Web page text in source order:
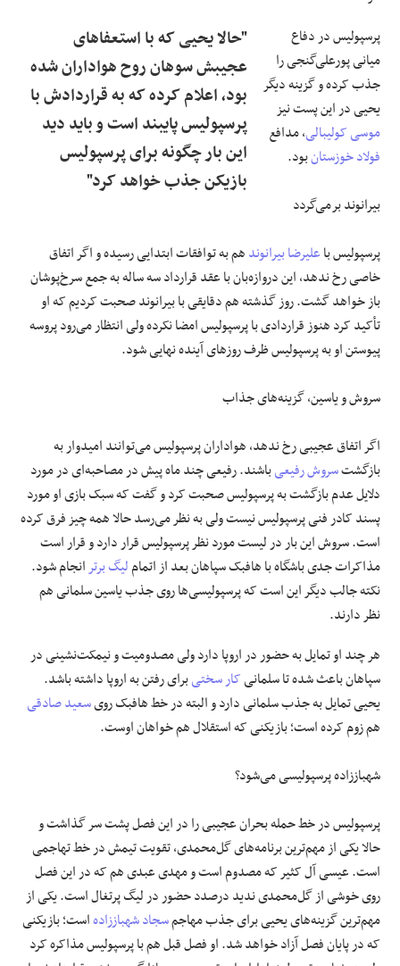
"حالا یحیی که با استعفاهای
عجیبش سوهان روح هواداران شده
بود، اعلام کرده که به قراردادش با
پرسپولیس پایبند است و باید دید
این بار چگونه برای پرسپولیس
بازیکن جذب خواهد کرد"
پرسپولیس در دفاع
میانی پورعلی‌گنجی را
جذب کرده و گزینه دیگر
یحیی در این پست نیز
موسی کولیبالی، مدافع
فولاد خوزستانبود.
بیرانوند برمی‌گردد
پرسپولیس باعلیرضا بیرانوندهم به توافقات ابتدایی رسیده و اگر اتفاق
خاصی رخ ندهد، این دروازه‌بان با عقد قرارداد سه ساله به جمع سرخ‌پوشان
باز خواهد گشت. روز گذشته هم دقایقی با بیرانوند صحبت کردیم که او
تأکید کرد هنوز قراردادی با پرسپولیس امضا نکرده ولی انتظار می‌رود پروسه
پیوستن او به پرسپولیس ظرف روزهای آینده نهایی شود.
سروش و یاسین، گزینه‌های جذاب
اگر اتفاق عجیبی رخ ندهد، هواداران پرسپولیس می‌توانند امیدوار به
بازگشتسروش رفیعیباشند. رفیعی چند ماه پیش در مصاحبه‌ای در مورد
دلایل عدم‌ بازگشت به پرسپولیس صحبت کرد و گفت که سبک بازی او مورد
پسند کادر فنی پرسپولیس نیست ولی به‌ نظر می‌رسد حالا همه‌ چیز فرق کرده
است. سروش این‌ بار در لیست مورد نظر پرسپولیس قرار دارد و قرار است
مذاکرات جدی باشگاه با هافبک سپاهان بعد از اتماملیگ برترانجام شود.
نکته جالب دیگر این است که پرسپولیسی‌ها روی جذب یاسین سلمانی هم
نظر دارند.
هر چند او تمایل به حضور در اروپا دارد ولی مصدومیت و نیمکت‌نشینی در
سپاهان باعث شده تا سلمانیکار سختیبرای رفتن به اروپا داشته باشد.
یحیی تمایل به جذب سلمانی دارد و البته در خط هافبک رویسعید صادقی
هم زوم کرده است؛ بازیکنی که استقلال هم خواهان اوست.
شهباززاده پرسپولیسی می‌شود؟
پرسپولیس در خط حمله بحران عجیبی را در این فصل پشت سر گذاشت و
حالا یکی از مهم‌ترین برنامه‌های گل‌محمدی، تقویت تیمش در خط تهاجمی
است. عیسی آل‌ کثیر که مصدوم است و مهدی عبدی هم که در این فصل
روی خوشی از گل‌محمدی ندید درصدد حضور در لیگ پرتغال است. یکی از
مهم‌ترین گزینه‌های یحیی برای جذب مهاجمسجاد شهباززادهاست؛ بازیکنی
که در پایان فصل آزاد خواهد شد. او فصل قبل هم با پرسپولیس مذاکره کرد